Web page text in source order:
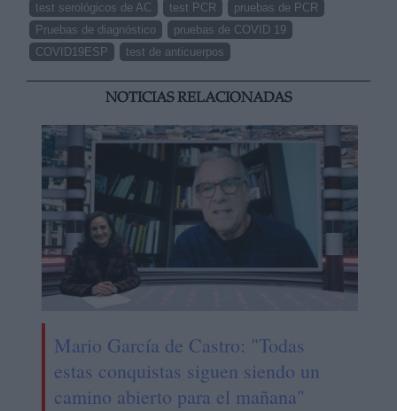
test serológicos de AC
test PCR
pruebas de PCR
Pruebas de diagnóstico
pruebas de COVID 19
COVID19ESP
test de anticuerpos
NOTICIAS RELACIONADAS
Mario García de Castro: "Todas
estas conquistas siguen siendo un
camino abierto para el mañana"